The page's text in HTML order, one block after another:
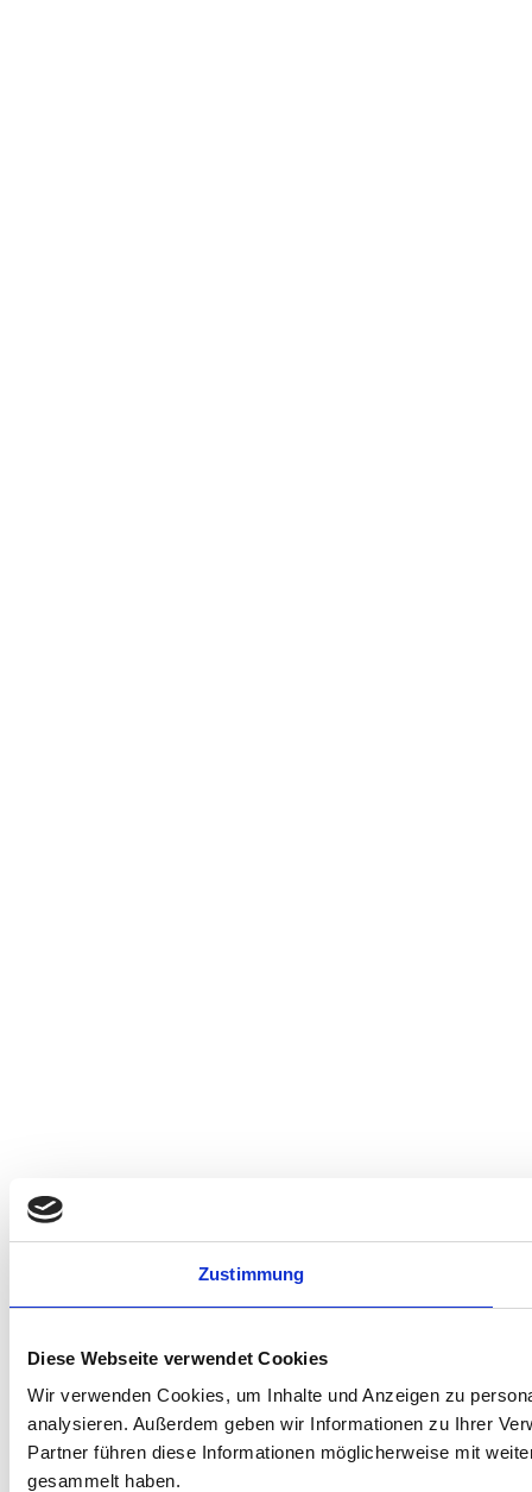
Zustimmung
Diese Webseite verwendet Cookies
Wir verwenden Cookies, um Inhalte und Anzeigen zu
analysieren. Außerdem geben wir Informationen zu Ihrer
Partner führen diese Informationen möglicherweise mit
gesammelt haben.